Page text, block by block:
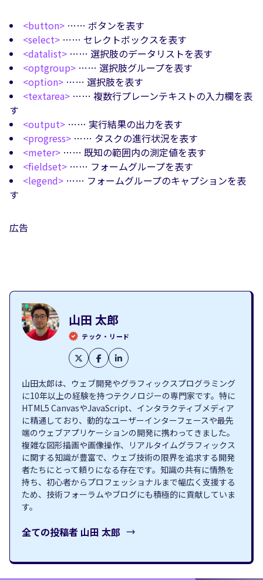
<button> …… ボタンを表す
<select> …… セレクトボックスを表す
<datalist> …… 選択肢のデータリストを表す
<optgroup> …… 選択肢グループを表す
<option> …… 選択肢を表す
<textarea> …… 複数行プレーンテキストの入力欄を表
す
<output> …… 実行結果の出力を表す
<progress> …… タスクの進行状況を表す
<meter> …… 既知の範囲内の測定値を表す
<fieldset> …… フォームグループを表す
<legend> …… フォームグループのキャプションを表
す
広告
山田 太郎
テック・リード
山田太郎は、ウェブ開発やグラフィックスプログラミング
に10年以上の経験を持つテクノロジーの専門家です。特に
HTML5 CanvasやJavaScript、インタラクティブメディア
に精通しており、動的なユーザーインターフェースや最先
端のウェブアプリケーションの開発に携わってきました。
複雑な図形描画や画像操作、リアルタイムグラフィックス
に関する知識が豊富で、ウェブ技術の限界を追求する開発
者たちにとって頼りになる存在です。知識の共有に情熱を
持ち、初心者からプロフェッショナルまで幅広く支援する
ため、技術フォーラムやブログにも積極的に貢献していま
す。
全ての投稿者 山田 太郎